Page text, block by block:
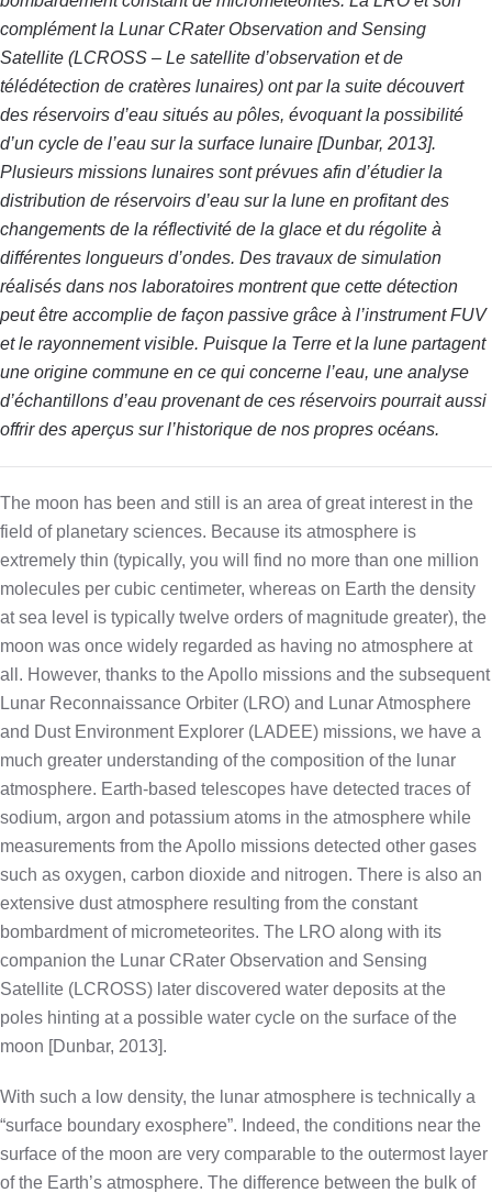
complément la Lunar CRater Observation and Sensing
Satellite (LCROSS – Le satellite d’observation et de
télédétection de cratères lunaires) ont par la suite découvert
des réservoirs d’eau situés au pôles, évoquant la possibilité
d’un cycle de l’eau sur la surface lunaire [Dunbar, 2013].
Plusieurs missions lunaires sont prévues afin d’étudier la
distribution de réservoirs d’eau sur la lune en profitant des
changements de la réflectivité de la glace et du régolite à
différentes longueurs d’ondes. Des travaux de simulation
réalisés dans nos laboratoires montrent que cette détection
peut être accomplie de façon passive grâce à l’instrument FUV
et le rayonnement visible. Puisque la Terre et la lune partagent
une origine commune en ce qui concerne l’eau, une analyse
d’échantillons d’eau provenant de ces réservoirs pourrait aussi
offrir des aperçus sur l’historique de nos propres océans.
The moon has been and still is an area of great interest in the
field of planetary sciences. Because its atmosphere is
extremely thin (typically, you will find no more than one million
molecules per cubic centimeter, whereas on Earth the density
at sea level is typically twelve orders of magnitude greater), the
moon was once widely regarded as having no atmosphere at
all. However, thanks to the Apollo missions and the subsequent
Lunar Reconnaissance Orbiter (LRO) and Lunar Atmosphere
and Dust Environment Explorer (LADEE) missions, we have a
much greater understanding of the composition of the lunar
atmosphere. Earth-based telescopes have detected traces of
sodium, argon and potassium atoms in the atmosphere while
measurements from the Apollo missions detected other gases
such as oxygen, carbon dioxide and nitrogen. There is also an
extensive dust atmosphere resulting from the constant
bombardment of micrometeorites. The LRO along with its
companion the Lunar CRater Observation and Sensing
Satellite (LCROSS) later discovered water deposits at the
poles hinting at a possible water cycle on the surface of the
moon [Dunbar, 2013].
With such a low density, the lunar atmosphere is technically a
“surface boundary exosphere”. Indeed, the conditions near the
surface of the moon are very comparable to the outermost layer
of the Earth’s atmosphere. The difference between the bulk of